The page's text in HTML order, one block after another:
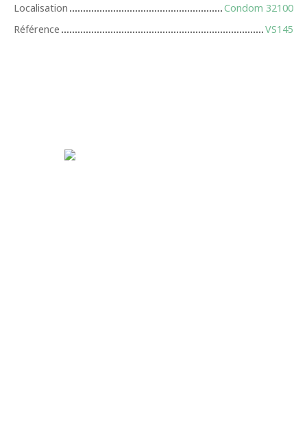
Localisation
Condom 32100
Référence
VS145